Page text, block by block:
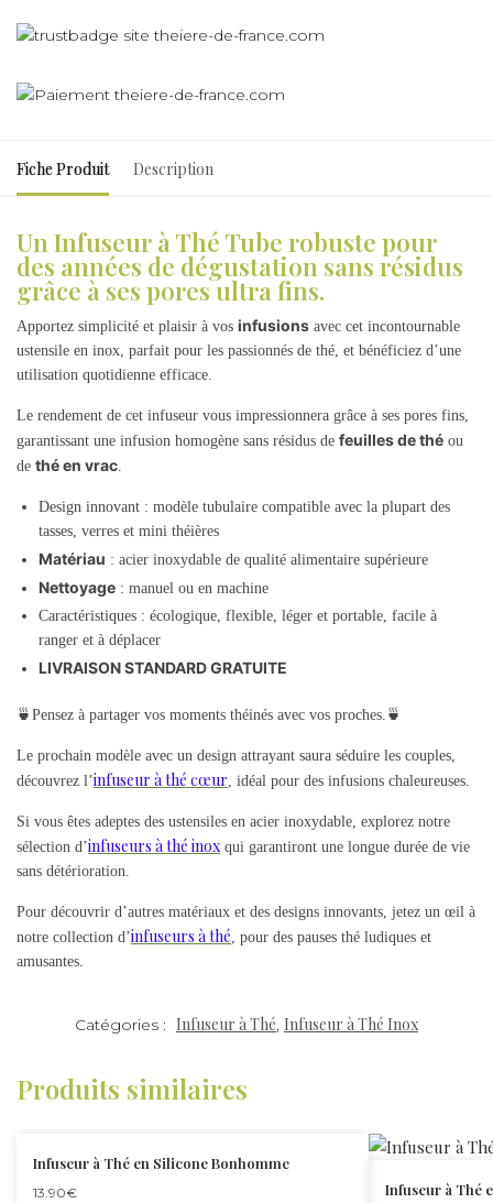
Fiche Produit Description
Un Infuseur à Thé Tube robuste pour
des années de dégustation sans résidus
grâce à ses pores ultra fins.
Apportez simplicité et plaisir à vos infusions avec cet incontournable
ustensile en inox, parfait pour les passionnés de thé, et bénéficiez d’une
utilisation quotidienne efficace.
Le rendement de cet infuseur vous impressionnera grâce à ses pores fins,
garantissant une infusion homogène sans résidus de feuilles de thé ou
de thé en vrac.
Design innovant : modèle tubulaire compatible avec la plupart des
tasses, verres et mini théières
Matériau : acier inoxydable de qualité alimentaire supérieure
Nettoyage : manuel ou en machine
Caractéristiques : écologique, flexible, léger et portable, facile à
ranger et à déplacer
LIVRAISON STANDARD GRATUITE
🍵Pensez à partager vos moments théinés avec vos proches.🍵
Le prochain modèle avec un design attrayant saura séduire les couples,
découvrez l’infuseur à thé cœur, idéal pour des infusions chaleureuses.
Si vous êtes adeptes des ustensiles en acier inoxydable, explorez notre
sélection d’infuseurs à thé inox qui garantiront une longue durée de vie
sans détérioration.
Pour découvrir d’autres matériaux et des designs innovants, jetez un œil à
notre collection d’infuseurs à thé, pour des pauses thé ludiques et
amusantes.
Catégories : Infuseur à Thé, Infuseur à Thé Inox
Produits similaires
Infuseur à Thé en Silicone Bonhomme
13.90€ Infuseur à Thé